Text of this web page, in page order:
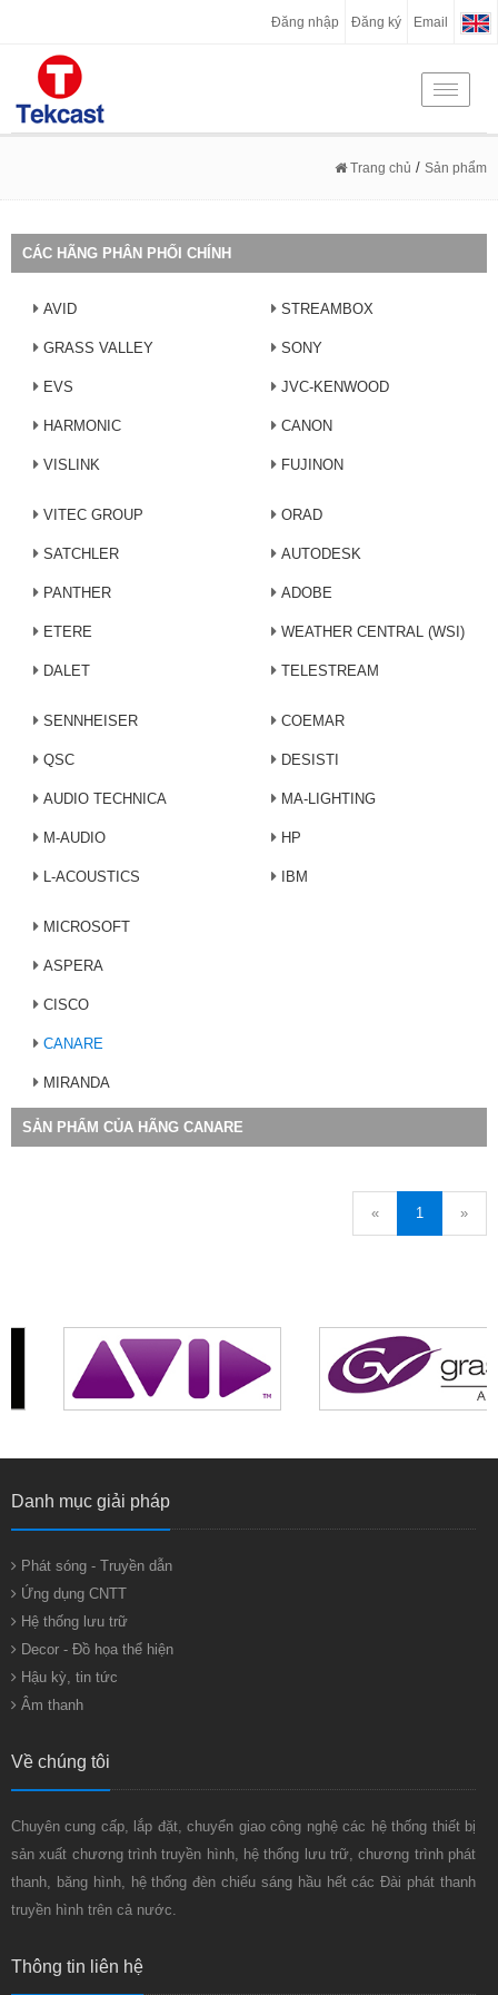
Đăng nhập Đăng ký Email
Toggle
Trang chủ / Sản phẩm
CÁC HÃNG PHÂN PHỐI CHÍNH
AVID
GRASS VALLEY
EVS
HARMONIC
VISLINK
STREAMBOX
SONY
JVC-KENWOOD
CANON
FUJINON
VITEC GROUP
SATCHLER
PANTHER
ETERE
DALET
ORAD
AUTODESK
ADOBE
WEATHER CENTRAL (WSI)
TELESTREAM
SENNHEISER
QSC
AUDIO TECHNICA
M-AUDIO
L-ACOUSTICS
COEMAR
DESISTI
MA-LIGHTING
HP
IBM
MICROSOFT
ASPERA
CISCO
CANARE
MIRANDA
SẢN PHẨM CỦA HÃNG CANARE
« 1 »
Danh mục giải pháp
Phát sóng - Truyền dẫn
Ứng dụng CNTT
Hệ thống lưu trữ
Decor - Đồ họa thể hiện
Hậu kỳ, tin tức
Âm thanh
Về chúng tôi
Chuyên cung cấp, lắp đặt, chuyển giao công nghệ các hệ thống thiết bị
sản xuất chương trình truyền hình, hệ thống lưu trữ, chương trình phát
thanh, băng hình, hệ thống đèn chiếu sáng hầu hết các Đài phát thanh
truyền hình trên cả nước.
Thông tin liên hệ